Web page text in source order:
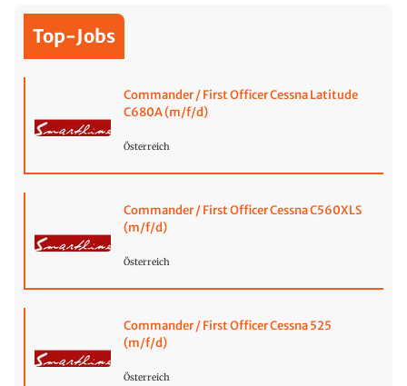
Top-Jobs
Commander / First Officer Cessna Latitude
C680A (m/f/d)
Österreich
Commander / First Officer Cessna C560XLS
(m/f/d)
Österreich
Commander / First Officer Cessna 525
(m/f/d)
Österreich